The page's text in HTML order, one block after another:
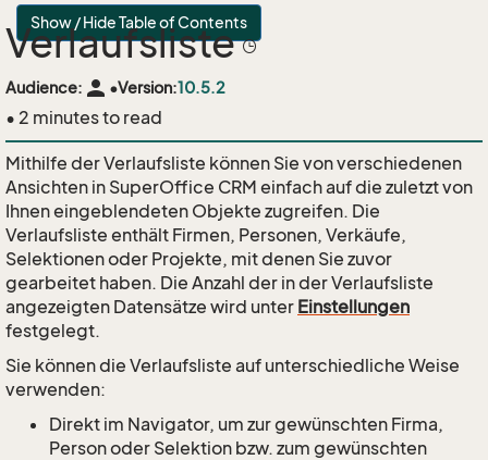
Show / Hide Table of Contents
Verlaufsliste
Audience: person •Version:10.5.2
• 2 minutes to read
Mithilfe der Verlaufsliste können Sie von verschiedenen
Ansichten in SuperOffice CRM einfach auf die zuletzt von
Ihnen eingeblendeten Objekte zugreifen. Die
Verlaufsliste enthält Firmen, Personen, Verkäufe,
Selektionen oder Projekte, mit denen Sie zuvor
gearbeitet haben. Die Anzahl der in der Verlaufsliste
angezeigten Datensätze wird unter Einstellungen
festgelegt.
Sie können die Verlaufsliste auf unterschiedliche Weise
verwenden:
Direkt im Navigator, um zur gewünschten Firma,
Person oder Selektion bzw. zum gewünschten